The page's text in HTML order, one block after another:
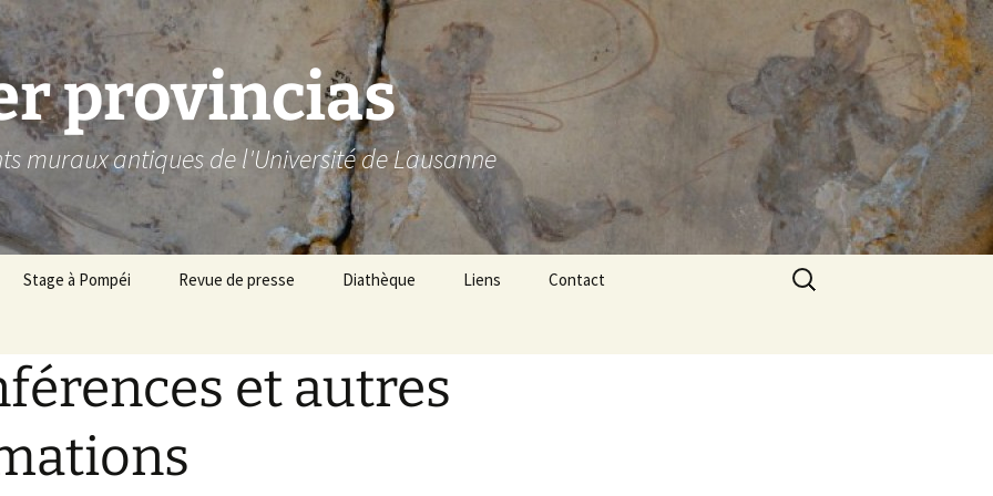
provincias
muraux antiques de l'Université de Lausanne
et
autres
Stage à Pompéi Revue de presse Diathèque Liens Contact
Rechercher :
et autres